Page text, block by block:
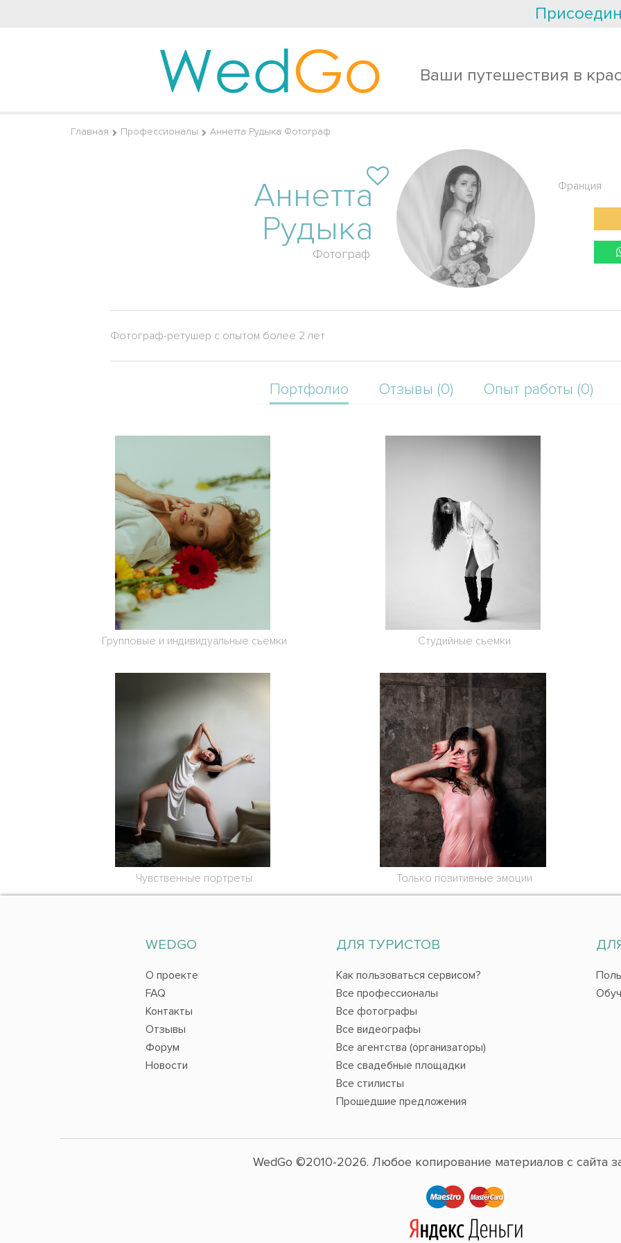
WedGo Ваши путешествия в
Главная Профессионалы Аннетта Рудыка Фотограф
Аннетта
Рудыка
Фотограф
Франция
Фотограф-ретушер с опытом более 2 лет
Портфолио Отзывы (0) Опыт работы (0)
Групповые и индивидуальные сьемки Студийные сьемки
Чувственные портреты Только позитивные эмоции
WEDGO
О проекте
FAQ
Контакты
Отзывы
Форум
Новости
ДЛЯ ТУРИСТОВ
Как пользоваться сервисом?
Все профессионалы
Все фотографы
Все видеографы
Все агентства (организаторы)
Все свадебные площадки
Все стилисты
Прошедшие предложения
WedGo ©2010-2026. Любое копирование материалов с сайта